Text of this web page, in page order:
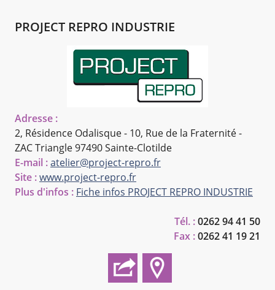
PROJECT REPRO INDUSTRIE
Adresse :
2, Résidence Odalisque - 10, Rue de la Fraternité -
ZAC Triangle97490 Sainte-Clotilde
E-mail :atelier@project-repro.fr
Site :www.project-repro.fr
Plus d'infos : Fiche infos PROJECT REPRO INDUSTRIE
Tél. :0262 94 41 50
Fax :0262 41 19 21